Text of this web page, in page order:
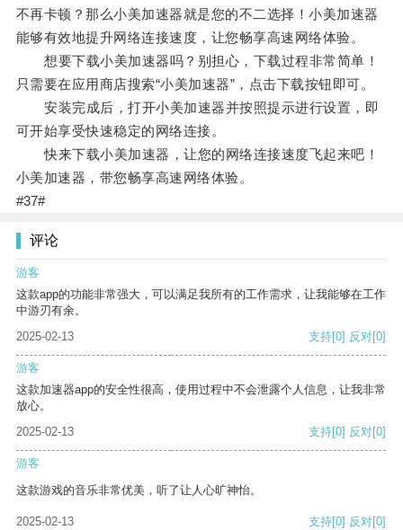
不再卡顿？那么小美加速器就是您的不二选择！小美加速器
能够有效地提升网络连接速度，让您畅享高速网络体验。
想要下载小美加速器吗？别担心，下载过程非常简单！
只需要在应用商店搜索“小美加速器”，点击下载按钮即可。
安装完成后，打开小美加速器并按照提示进行设置，即
可开始享受快速稳定的网络连接。
快来下载小美加速器，让您的网络连接速度飞起来吧！
小美加速器，带您畅享高速网络体验。
#37#
评论
游客
这款app的功能非常强大，可以满足我所有的工作需求，让我能够在工作
中游刃有余。
2025-02-13
支持[0] 反对[0]
游客
这款加速器app的安全性很高，使用过程中不会泄露个人信息，让我非常
放心。
2025-02-13
支持[0] 反对[0]
游客
这款游戏的音乐非常优美，听了让人心旷神怡。
2025-02-13 支持[0] 反对[0]